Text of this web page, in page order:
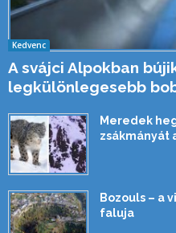
Kedvenc
A svájci Alpokban
legkülönlegesebb
Meredek
zsákmányát
Bozouls – a
faluja